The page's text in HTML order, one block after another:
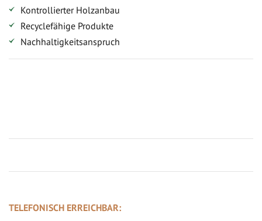
Kontrollierter Holzanbau
Recyclefähige Produkte
Nachhaltigkeitsanspruch
TELEFONISCH ERREICHBAR: